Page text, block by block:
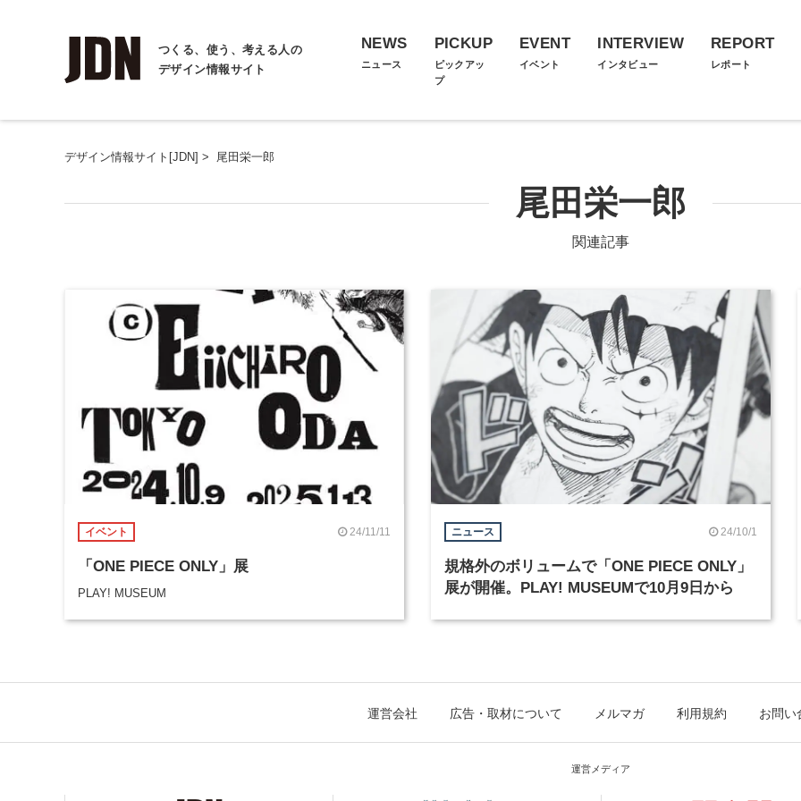
つくる、使う、考える人の
デザイン情報サイト
NEWS
ニュース
PICKUP
ピックアッ
プ
EVENT
イベント
INTERVIEW
インタビュー
REPORT
レポート
デザイン情報サイト[JDN] > 尾田栄一郎
尾田栄一郎
関連記事
イベント 24/11/11
「ONE PIECE ONLY」展
PLAY! MUSEUM
ニュース 24/10/1
規格外のボリュームで「ONE PIECE ONLY」
展が開催。PLAY! MUSEUMで10月9日から
運営会社 広告・取材について メルマガ 利用規約 お問い
運営メディア